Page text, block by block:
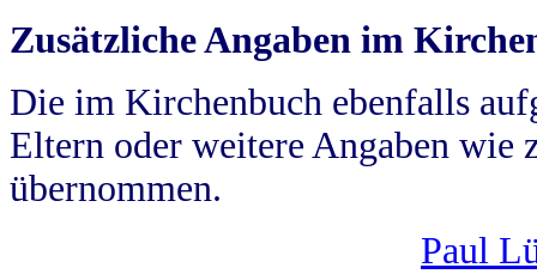
Zusätzliche Angaben im
Die im Kirchenbuch ebenfalls
Eltern oder weitere Angaben wie
übernommen.
Paul